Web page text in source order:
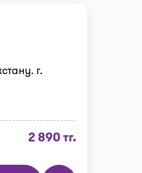
г.
2 890 тг.